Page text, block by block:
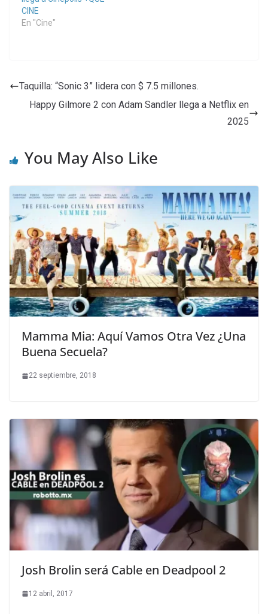
CINE
En "Cine"
Taquilla: “Sonic 3” lidera con $ 7.5 millones.
Happy Gilmore 2 con Adam Sandler llega a Netflix en
2025
You May Also Like
Mamma Mia: Aquí Vamos Otra Vez ¿Una
Buena Secuela?
22 septiembre, 2018
Josh Brolin será Cable en Deadpool 2
12 abril, 2017